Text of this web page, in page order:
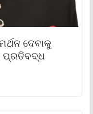
ଦେବାକୁ
ପ୍ରତିବଦ୍ଧ